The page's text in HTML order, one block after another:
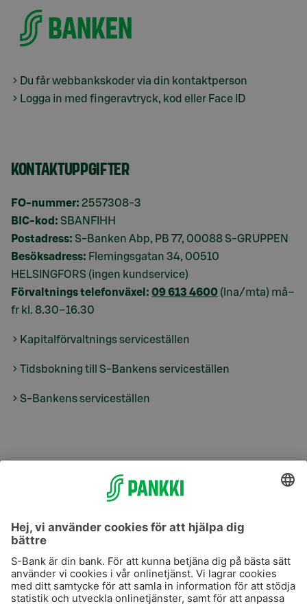
Du får webbankskoder via din kontaktperson
Logga in med fingeravtryck, kod eller Face ID
KONTAKTUPPGIFTER
FO-nummer: 2557308-3
BIC-kod: SBANFIHH
Postadress: S-Banken Abp, PB 77, 00088 S-GRUPPEN
Besöksadress: Flemingsgatan 34, 00510
HELSINGFORS (ingen kundservice)
Förvaltnings telefonväxel: 09 613 4600 (lna/mta) må–
fr kl. 8.30–16.30
Kapitalförvaltnings serviceställen
Tidsbokning till S-Bankens serviceställen
S-Bankens serviceställen
S-Prime